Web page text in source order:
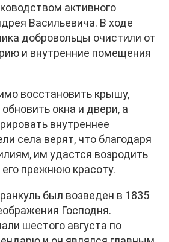
активного
Васильевича. В ходе
добровольцы очистили от
и внутренние помещения
восстановить крышу,
окна и двери, а
внутреннее
села верят, что благодаря
им удастся возродить
его прежнюю красоту.
был возведен в 1835
Господня.
шестого августа по